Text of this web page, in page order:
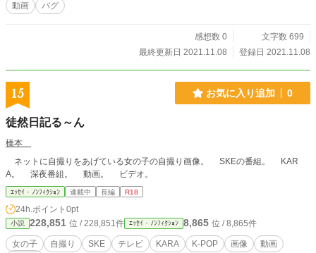
動画 バグ
感想数 0
文字数 699
最終更新日 2021.11.08
登録日 2021.11.08
15 お気に入り追加 0
徒然日記る～ん
橋本
ネットに自撮りをあげている女の子の自撮り画像。 SKEの番組。 KAR
A。 深夜番組。 動画。 ビデオ。
ｴｯｾｲ・ﾉﾝﾌｨｸｼｮﾝ 連載中 長編 R18
24h.ポイント 0pt
小説 228,851 位 / 228,851件 ｴｯｾｲ・ﾉﾝﾌｨｸｼｮﾝ 8,865 位 / 8,865件
女の子 自撮り SKE テレビ KARA K-POP 画像
動画